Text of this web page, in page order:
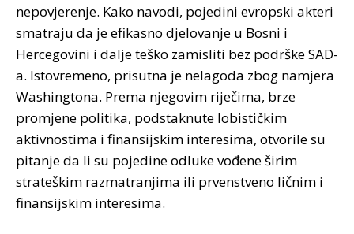
nepovjerenje. Kako navodi, pojedini evropski akteri
smatraju da je efikasno djelovanje u Bosni i
Hercegovini i dalje teško zamisliti bez podrške SAD-
a. Istovremeno, prisutna je nelagoda zbog namjera
Washingtona. Prema njegovim riječima, brze
promjene politika, podstaknute lobističkim
aktivnostima i finansijskim interesima, otvorile su
pitanje da li su pojedine odluke vođene širim
strateškim razmatranjima ili prvenstveno ličnim i
finansijskim interesima.